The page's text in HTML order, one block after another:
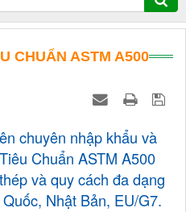
CHUẨN ASTM A500
chuyên nhập khẩu và
Chuẩn ASTM A500
và quy cách đa dạng
Nhật Bản, EU/G7.